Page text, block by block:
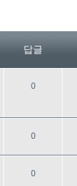
답글
0답
0답
글
0답